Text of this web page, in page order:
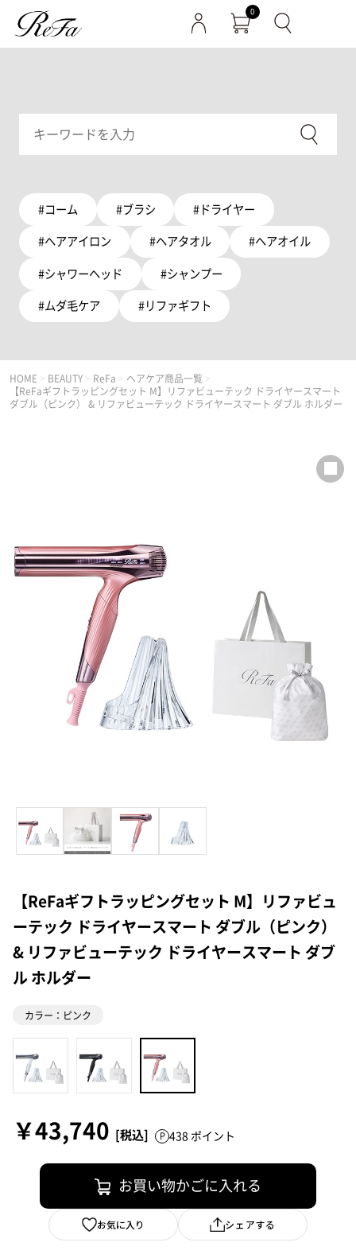
0
#コーム #ブラシ #ドライヤー
#ヘアアイロン #ヘアタオル #ヘアオイル
#シャワーヘッド #シャンプー
#ムダ毛ケア #リファギフト
HOME > BEAUTY > ReFa > ヘアケア商品一覧 >
【ReFaギフトラッピングセット M】リファビューテック ドライヤースマート
ダブル（ピンク） & リファビューテック ドライヤースマート ダブル ホルダー
【ReFaギフトラッピングセット M】リファビュ
ーテック ドライヤースマート ダブル（ピンク）
& リファビューテック ドライヤースマート ダブ
ル ホルダー
カラー：ピンク
￥43,740 438 ポイント
お買い物かごに入れる
お気に入り シェアする